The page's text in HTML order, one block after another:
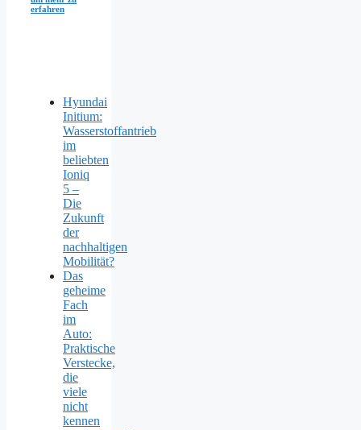
erfahren
Hyundai
Initium:
Wasserstoffantrieb
im
beliebten
Ioniq
5 –
Die
Zukunft
der
nachhaltigen
Mobilität?
Das
geheime
Fach
im
Auto:
Praktische
Verstecke,
die
viele
nicht
kennen